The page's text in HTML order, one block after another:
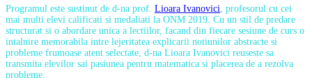
Programul este sustinut de d-na prof. Lioara Ivanovici , profesorul cu cei
mai multi elevi calificati si medaliati la ONM 2019. Cu un stil de predare
structurat si o abordare unica a lectiilor, facand din fiecare sesiune de curs o
intalnire memorabila intre lejeritatea explicarii notiunilor abstracte si
probleme frumoase atent selectate, d-na Lioara Ivanovici reuseste sa
transmita elevilor sai pasiunea pentru matematica si placerea de a rezolva
probleme.